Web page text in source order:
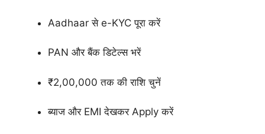
Aadhaar से e-KYC पूरा करें
PAN और बैंक डिटेल्स भरें
₹2,00,000 तक की राशि चुनें
ब्याज और EMI देखकर Apply करें